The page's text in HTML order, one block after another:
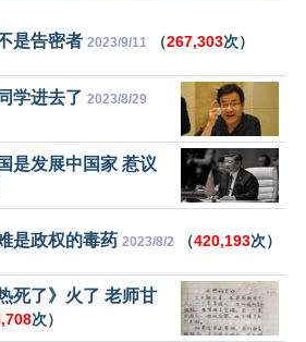
是告密者 2023/9/11 （267,303次）
学进去了 2023/8/29
是发展中国家 惹议
是政权的毒药 2023/8/2 （420,193次）
死了》火了 老师甘
次）